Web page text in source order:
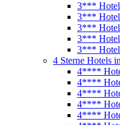
3*** Hotel
3*** Hotel
3*** Hotel
3*** Hotel
3*** Hotel
4 Sterne Hotels
4****
4****
4****
4****
4****